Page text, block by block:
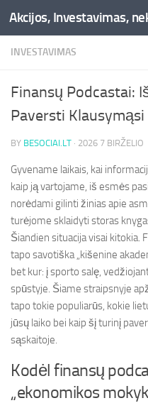
Skip to content
INVESTAVIMAS
Finansų Podcastai:
Paversti
BY BESOCIAI.LT · 2026 7 BIRŽELIO
Gyvename laikais, kai
kaip ją vartojame, iš esmės
norėdami gilinti žinias apie
turėjome sklaidyti storas
Šiandien situacija visai kitokia.
tapo savotiška „kišenine
bet kur: į sporto salę,
spūstyje. Šiame straipsnyje
tapo tokie populiarūs, kokie
jūsų laiko bei kaip šį turinį
sąskaitoje.
Kodėl finansų
„ekonomikos